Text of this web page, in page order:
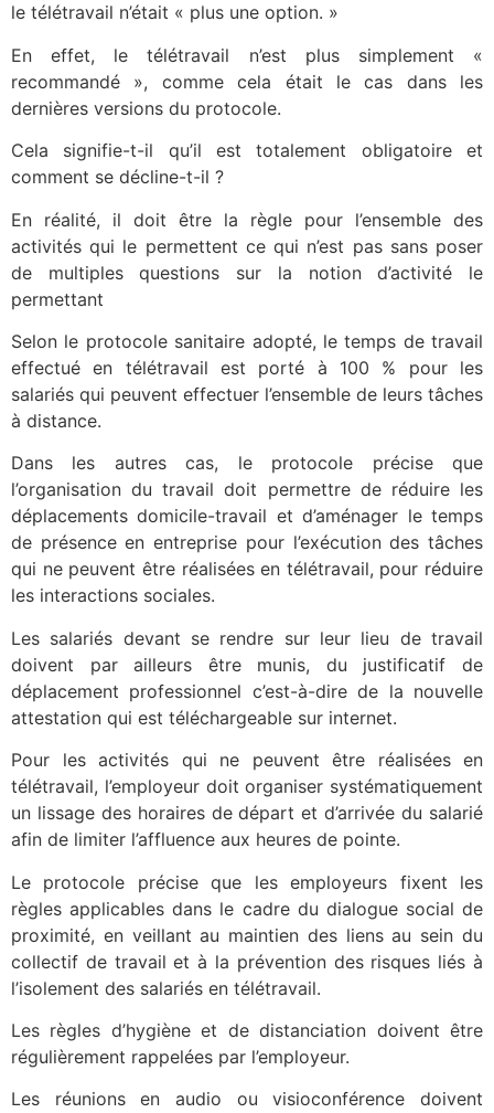
le télétravail n’était « plus une option. »
En effet, le télétravail n’est plus simplement «
recommandé », comme cela était le cas dans les
dernières versions du protocole.
Cela signifie-t-il qu’il est totalement obligatoire et
comment se décline-t-il ?
En réalité, il doit être la règle pour l’ensemble des
activités qui le permettent ce qui n’est pas sans poser
de multiples questions sur la notion d’activité le
permettant
Selon le protocole sanitaire adopté, le temps de travail
effectué en télétravail est porté à 100 % pour les
salariés qui peuvent effectuer l’ensemble de leurs tâches
à distance.
Dans les autres cas, le protocole précise que
l’organisation du travail doit permettre de réduire les
déplacements domicile-travail et d’aménager le temps
de présence en entreprise pour l’exécution des tâches
qui ne peuvent être réalisées en télétravail, pour réduire
les interactions sociales.
Les salariés devant se rendre sur leur lieu de travail
doivent par ailleurs être munis, du justificatif de
déplacement professionnel c’est-à-dire de la nouvelle
attestation qui est téléchargeable sur internet.
Pour les activités qui ne peuvent être réalisées en
télétravail, l’employeur doit organiser systématiquement
un lissage des horaires de départ et d’arrivée du salarié
afin de limiter l’affluence aux heures de pointe.
Le protocole précise que les employeurs fixent les
règles applicables dans le cadre du dialogue social de
proximité, en veillant au maintien des liens au sein du
collectif de travail et à la prévention des risques liés à
l’isolement des salariés en télétravail.
Les règles d’hygiène et de distanciation doivent être
régulièrement rappelées par l’employeur.
Les réunions en audio ou visioconférence doivent